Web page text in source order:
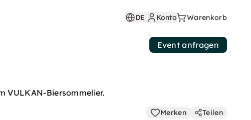
DE Konto Warenkorb
Event anfragen
VULKAN-Biersommelier.
Merken Teilen